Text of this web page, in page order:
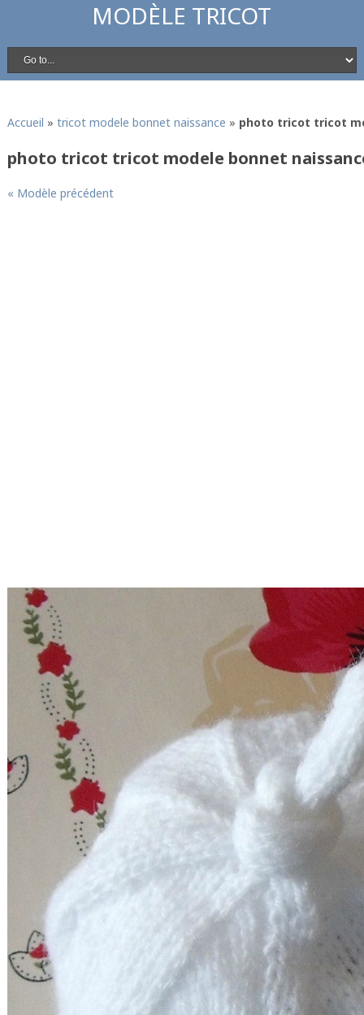
MODÈLE TRICOT
Accueil » tricot modele bonnet naissance » photo tricot tricot
photo tricot tricot modele bonnet
« Modèle précédent